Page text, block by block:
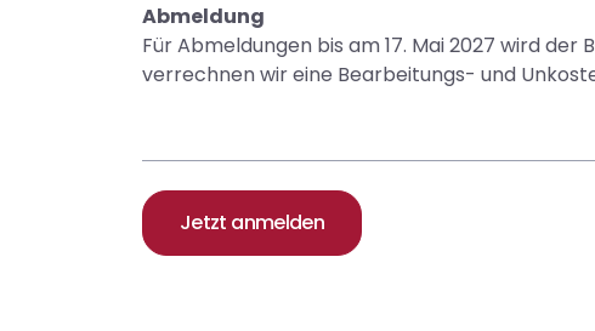
Abmeldung
Für Abmeldungen bis am 17. Mai 2027 wird
verrechnen wir eine Bearbeitungs- und
Jetzt anmelden